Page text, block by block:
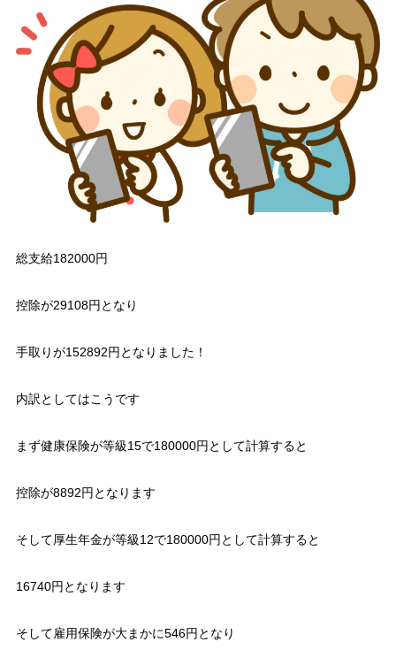
総支給182000円
控除が29108円となり
手取りが152892円となりました！
内訳としてはこうです
まず健康保険が等級15で180000円として計算すると
控除が8892円となります
そして厚生年金が等級12で180000円として計算すると
16740円となります
そして雇用保険が大まかに546円となり